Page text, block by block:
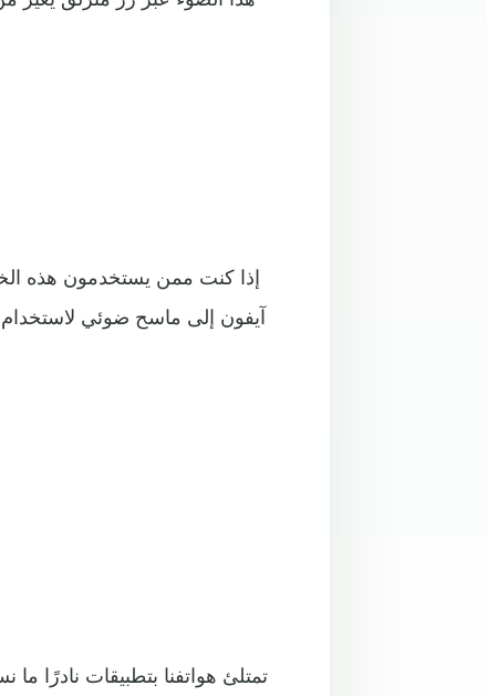
إذا كنت ممن يستخدمون هذه
آيفون إلى ماسح ضوئي لاستخدام
تمتلئ هواتفنا بتطبيقات نادرًا